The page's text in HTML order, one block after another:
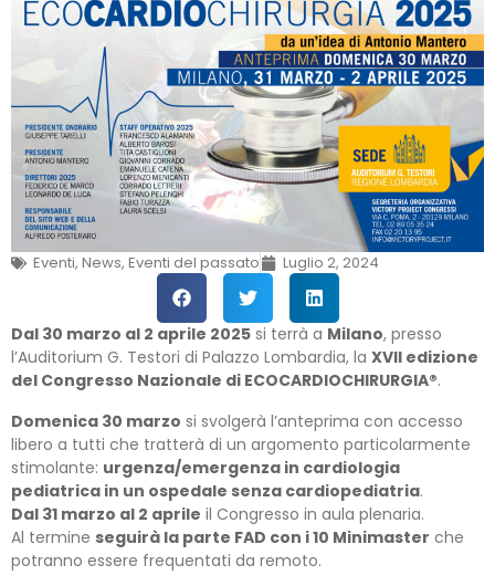
Eventi, News, Eventi del passato Luglio 2, 2024
Dal 30 marzo al 2 aprile 2025 si terrà a Milano, presso
l’Auditorium G. Testori di Palazzo Lombardia, la XVII edizione
del Congresso Nazionale di ECOCARDIOCHIRURGIA®.
Domenica 30 marzo si svolgerà l’anteprima con accesso
libero a tutti che tratterà di un argomento particolarmente
stimolante: urgenza/emergenza in cardiologia
pediatrica in un ospedale senza cardiopediatria.
Dal 31 marzo al 2 aprile il Congresso in aula plenaria.
Al termine seguirà la parte FAD con i 10 Minimaster che
potranno essere frequentati da remoto.